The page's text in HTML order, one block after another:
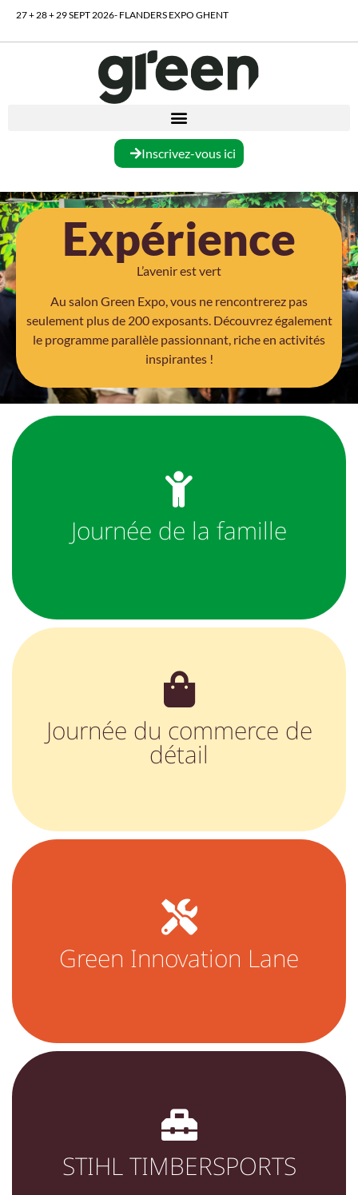
27 + 28 + 29 SEPT 2026- FLANDERS EXPO GHENT
Inscrivez-vous ici
Expérience
L’avenir est vert
Au salon Green Expo, vous ne rencontrerez pas
seulement plus de 200 exposants. Découvrez également
le programme parallèle passionnant, riche en activités
inspirantes !
Journée de la famille
Journée du commerce de
détail
Green Innovation Lane
STIHL TIMBERSPORTS